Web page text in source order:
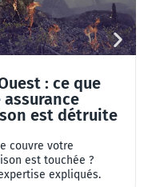
: ce que
est détruite
couvre votre
est touchée ?
expliqués.